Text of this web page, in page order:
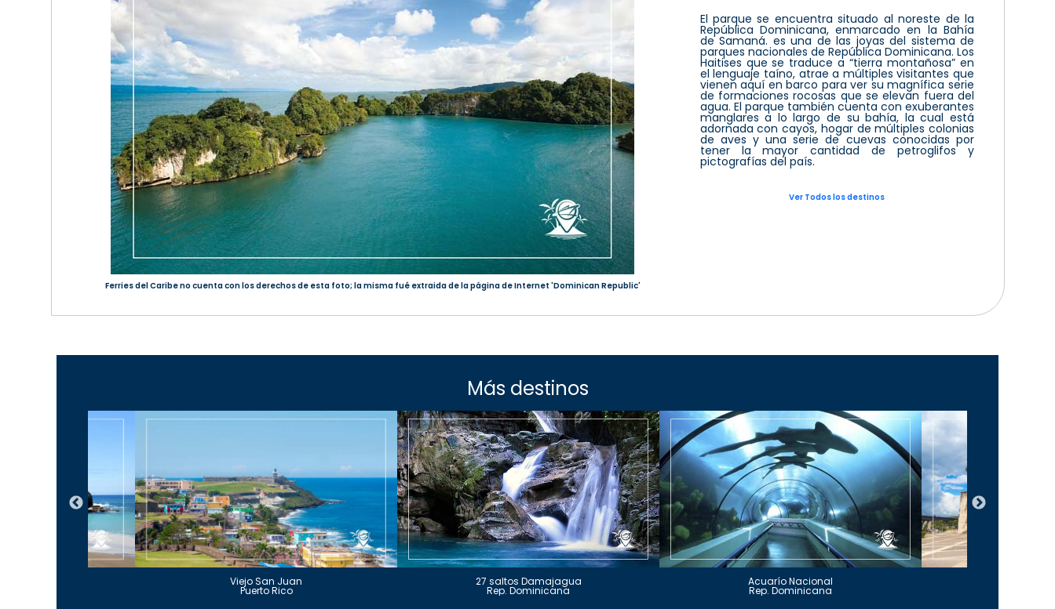
Ferries del Caribe no cuenta con los derechos de esta foto; la misma fué extraida de la página de Internet 'Dominican Republic'
El parque se encuentra situado al noreste de la
República Dominicana, enmarcado en la Bahía
de Samaná. es una de las joyas del sistema de
parques nacionales de República Dominicana. Los
Haitises que se traduce a “tierra montañosa” en
el lenguaje taíno, atrae a múltiples visitantes que
vienen aquí en barco para ver su magnífica serie
de formaciones rocosas que se elevan fuera del
agua. El parque también cuenta con exuberantes
manglares a lo largo de su bahía, la cual está
adornada con cayos, hogar de múltiples colonias
de aves y una serie de cuevas conocidas por
tener la mayor cantidad de petroglifos y
pictografías del país.
Ver Todos los destinos
Más destinos
Viejo San Juan
Puerto Rico
27 saltos Damajagua
Rep. Dominicana
Acuarío Nacional
Rep. Dominicana